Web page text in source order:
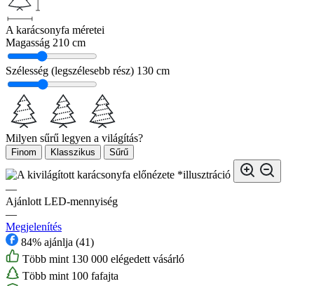
A karácsonyfa méretei
Magasság 210 cm
Szélesség (legszélesebb rész) 130 cm
Milyen sűrű legyen a világítás?
Finom Klasszikus Sűrű
*illusztráció
—
Ajánlott LED-mennyiség
—
Megjelenítés
84% ajánlja (41)
Több mint 130 000 elégedett vásárló
Több mint 100 fafajta